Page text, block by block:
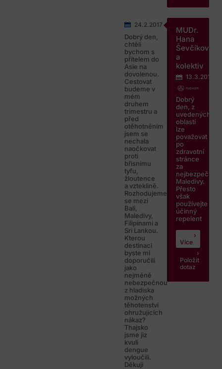
24.2.2017
Dobrý den,
chtěli
bychom s
přítelem do
Asie na
dovolenou.
Cestovat
budeme v
mém
druhem
trimestru a
před
otěhotněním
jsem se
nechala
naočkovat
proti
břisnímu
tyfu,
žloutence
a vzteklině.
Rozhodujeme
se mezi
Bali,
Maledivy,
Filipinami a
Sri Lankou.
Kterou
destinaci
byste mi
doporučili
jako
nejméně
nebezpečnou
z hladiska
možných
těhotenství
ohružujících
nákaz?
Thajsko
jsme jiz
kvuli
dengue
vyloučili.
Děkuji
MUDr.
Hana
Ševčíková
a
kolektiv
13.3.2017
Dobrý
den, z
uvedených
oblastí
lze
považovat
po
zdravotní
stránce
za
Maledivy.
Přesto
však
používejte
účinný
repelent
Více
Položit
dotaz